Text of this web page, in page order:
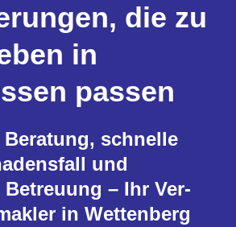
die zu
in
passen
schnelle
und
– Ihr Ver­
in Wettenberg